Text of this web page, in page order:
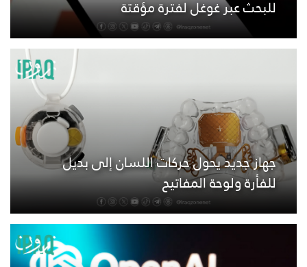
للبحث عبر غوغل لفترة مؤقتة
جهاز جديد يحول حركات اللسان إلى بديل
للفأرة ولوحة المفاتيح